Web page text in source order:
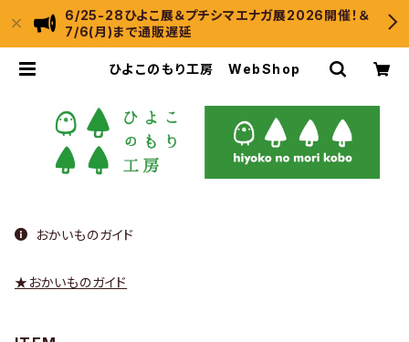
6/25-28ひよこ展＆プチシマエナガ展2026開催！＆
7/6(月)まで通販遅延
ひよこのもり工房 WebShop
おかいものガイド
★おかいものガイド